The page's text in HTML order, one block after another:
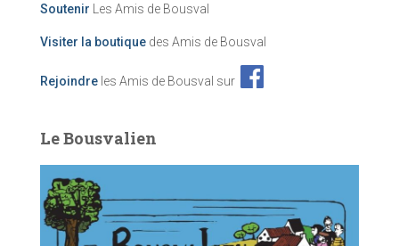
Soutenir Les Amis de Bousval
Visiter la boutique des Amis de Bousval
Rejoindre les Amis de Bousval sur
Le Bousvalien